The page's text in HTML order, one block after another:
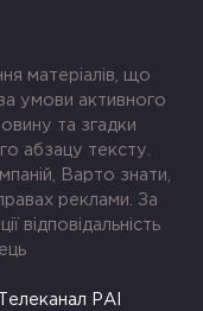
матеріалів, що
умови активного
та згадки
абзацу тексту.
Варто знати,
реклами. За
відповідальність
РАІ